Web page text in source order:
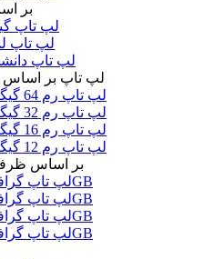
بر
لپ تاپ
لپ تاپ
لپ تاپ
لپ تاپ بر
لپ تاپ رم 64 گیگابایت
لپ تاپ رم 32 گیگابایت
لپ تاپ رم 16 گیگابایت
لپ تاپ رم 12 گیگابایت
بر اساس
لپ تاپ گرافیک 8GB
لپ تاپ گرافیک 6GB
لپ تاپ گرافیک 4GB
لپ تاپ گرافیک 2GB